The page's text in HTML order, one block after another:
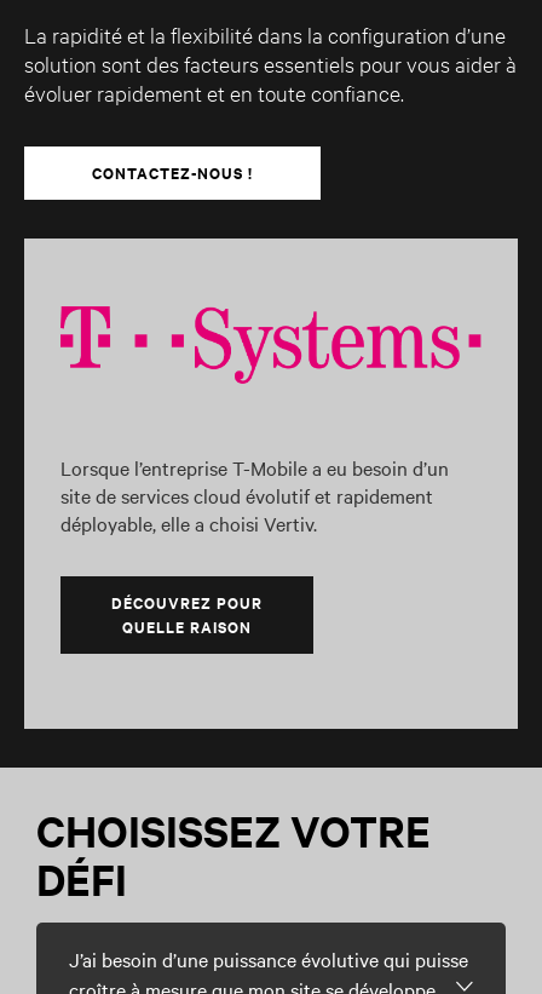
La rapidité et la flexibilité dans la configuration d’une
solution sont des facteurs essentiels pour vous aider à
évoluer rapidement et en toute confiance.
CONTACTEZ-NOUS !
Lorsque l’entreprise T-Mobile a eu besoin d’un
site de services cloud évolutif et rapidement
déployable, elle a choisi Vertiv.
DÉCOUVREZ POUR
QUELLE RAISON
CHOISISSEZ VOTRE
DÉFI
J’ai besoin d’une puissance évolutive qui puisse